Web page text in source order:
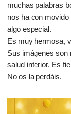
muchas palabras
nos ha con
algo especial.
Es muy hermosa,
Sus imágenes son
salud interior. Es
No os la perdáis.